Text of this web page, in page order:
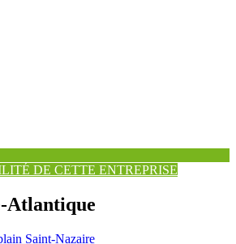
DE CETTE ENTREPRISE
Atlantique
Saint-Nazaire